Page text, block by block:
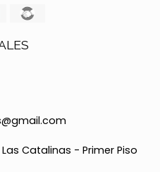
Catalinas - Primer Piso